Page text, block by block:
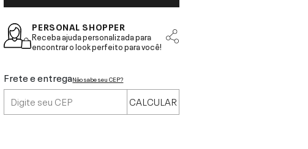
PERSONAL SHOPPER
Receba ajuda personalizada para
encontrar o look perfeito para você!
Frete e entregaNão sabe seu CEP?
CALCULAR